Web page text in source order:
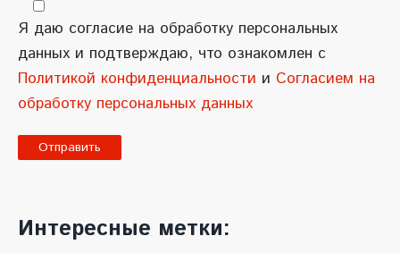
Я даю согласие на обработку персональных
данных и подтверждаю, что ознакомлен с
Политикой конфиденциальности и Согласием на
обработку персональных данных
l
t
Интересные метки: